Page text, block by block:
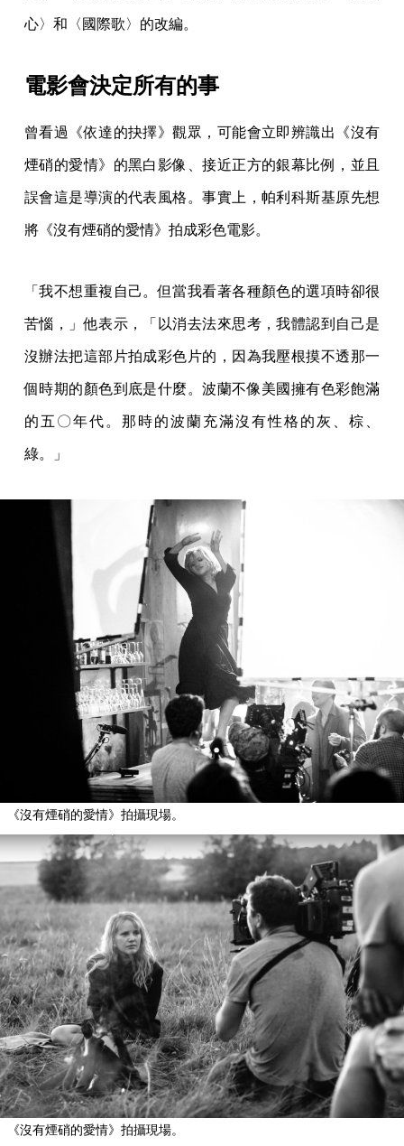
心〉和〈國際歌〉的改編。
電影會決定所有的事
曾看過《依達的抉擇》觀眾，可能會立即辨識出《沒有
煙硝的愛情》的黑白影像、接近正方的銀幕比例，並且
誤會這是導演的代表風格。事實上，帕利科斯基原先想
將《沒有煙硝的愛情》拍成彩色電影。
「我不想重複自己。但當我看著各種顏色的選項時卻很
苦惱，」他表示，「以消去法來思考，我體認到自己是
沒辦法把這部片拍成彩色片的，因為我壓根摸不透那一
個時期的顏色到底是什麼。波蘭不像美國擁有色彩飽滿
的五〇年代。那時的波蘭充滿沒有性格的灰、棕、
綠。」
《沒有煙硝的愛情》拍攝現場。
《沒有煙硝的愛情》拍攝現場。